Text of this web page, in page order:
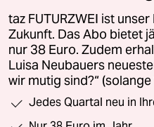
taz FUTURZWEI ist
Zukunft. Das Abo bietet
nur 38 Euro. Zudem
Luisa Neubauers
wir mutig sind?“
Jedes Quartal neu in